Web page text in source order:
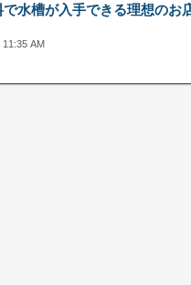
で水槽が入手できる理想のお
AM